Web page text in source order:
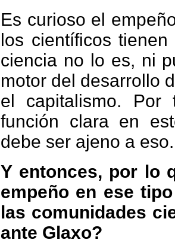
Es curioso el
los científicos
ciencia no lo es, ni
motor del desarrollo
el capitalismo.
función clara en
debe ser ajeno a eso.
Y entonces, por lo
empeño en ese
las comunidades
ante Glaxo?